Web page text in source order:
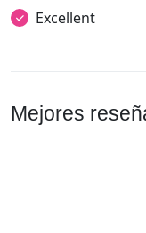
Excellent
Mejores